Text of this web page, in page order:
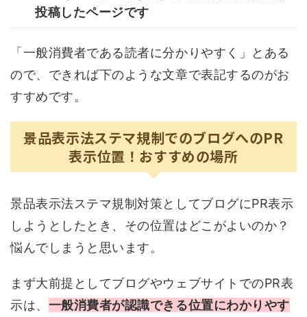
投稿したページです
「一般消費者である読者に分かりやすく」とある
ので、できれば下のような文章で表記するのがお
すすめです。
景品表示法ステマ規制でのブログへのPR
表示位置！おすすめの場所
景品表示法ステマ規制対策としてブログにPR表示
しようとしたとき、その位置はどこがよいのか？
悩んでしまうと思います。
まず大前提としてブログやウェブサイトでのPR表
示は、 一般消費者が認識できる位置にわかりやす